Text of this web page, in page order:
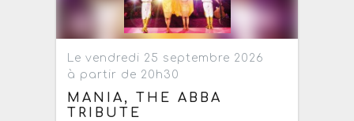
Le vendredi 25 septembre 2026
à partir de 20h30
MANIA, THE ABBA
TRIBUTE